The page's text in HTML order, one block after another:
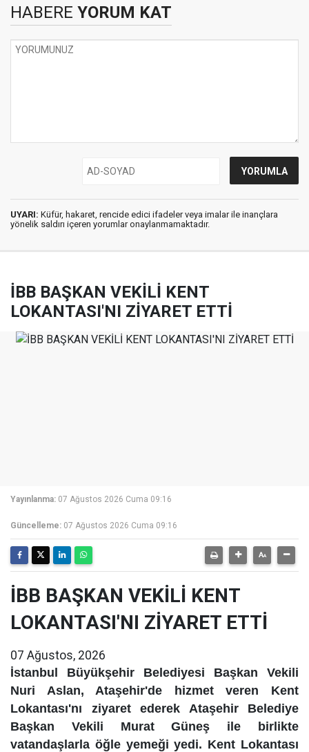
HABERE YORUM KAT
UYARI: Küfür, hakaret, rencide edici ifadeler veya imalar ile inançlara
yönelik saldırı içeren yorumlar onaylanmamaktadır.
İBB BAŞKAN VEKİLİ KENT
LOKANTASI'NI ZİYARET ETTİ
Yayınlanma: 07 Ağustos 2026 Cuma 09:16
Güncelleme: 07 Ağustos 2026 Cuma 09:16
İBB BAŞKAN VEKİLİ KENT
LOKANTASI'NI ZİYARET ETTİ
07 Ağustos, 2026
İstanbul Büyükşehir Belediyesi Başkan Vekili
Nuri Aslan, Ataşehir'de hizmet veren Kent
Lokantası'nı ziyaret ederek Ataşehir Belediye
Başkan Vekili Murat Güneş ile birlikte
vatandaşlarla öğle yemeği yedi. Kent Lokantası